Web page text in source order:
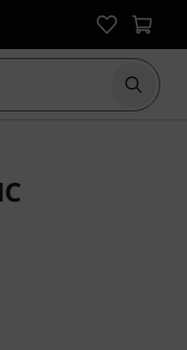
Börja